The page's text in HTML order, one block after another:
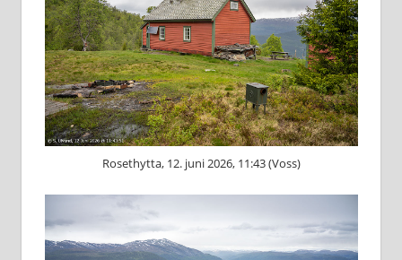
Rosethytta, 12. juni 2026, 11:43 (Voss)